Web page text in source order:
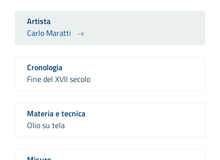
Artista
Carlo Maratti
Cronologia
Fine del XVII secolo
Materia e tecnica
Olio su tela